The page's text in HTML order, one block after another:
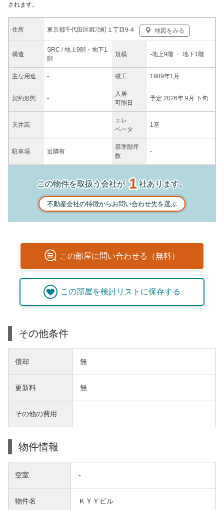
住所 東京都千代田区鍛冶町１丁目9-4 地図をみる
構造
SRC / 地上9階・地下1
階
規模 -地上9階 ・ 地下1階
主な用途 - 竣工 1989年1月
契約形態 -
入居
可能日
予定 2026年 9月 下旬
天井高
エレ
ベータ
1基
駐車場 近隣有
基準階坪
数
-
されます。
この物件を取扱う会社が1社あります。
不動産会社の特徴からお問い合わせ先を選ぶ
この部屋に問い合わせる（無料）
この部屋を検討リストに保存する
その他条件
償却 無
更新料 無
その他の費用
物件情報
空室 -
物件名 ＫＹＹビル